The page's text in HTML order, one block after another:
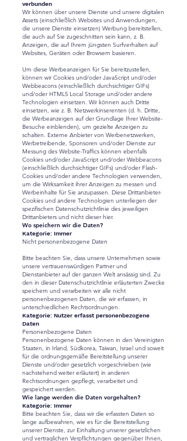
verbunden
Wir können über unsere Dienste und unsere digitalen
Assets (einschließlich Websites und Anwendungen,
die unsere Dienste einsetzen) Werbung bereitstellen,
die auch auf Sie zugeschnitten sein kann, z. B.
Anzeigen, die auf Ihrem jüngsten Surfverhalten auf
Websites, Geräten oder Browsern basieren.
Um diese Werbeanzeigen für Sie bereitzustellen,
können wir Cookies und/oder JavaScript und/oder
Webbeacons (einschließlich durchsichtiger GIFs)
und/oder HTML5 Local Storage und/oder andere
Technologien einsetzen. Wir können auch Dritte
einsetzen, wie z. B. Netzwerkinserenten (d. h. Dritte,
die Werbeanzeigen auf der Grundlage Ihrer Website-
Besuche einblenden), um gezielte Anzeigen zu
schalten. Externe Anbieter von Werbenetzwerken,
Werbetreibende, Sponsoren und/oder Dienste zur
Messung des Website-Traffics können ebenfalls
Cookies und/oder JavaScript und/oder Webbeacons
(einschließlich durchsichtiger GIFs) und/oder Flash-
Cookies und/oder andere Technologien verwenden,
um die Wirksamkeit ihrer Anzeigen zu messen und
Werbeinhalte für Sie anzupassen. Diese Drittanbieter-
Cookies und andere Technologien unterliegen der
spezifischen Datenschutzrichtlinie des jeweiligen
Drittanbieters und nicht dieser hier.
Wo speichern wir die Daten?
Kategorie: Immer
Nicht personenbezogene Daten
Bitte beachten Sie, dass unsere Unternehmen sowie
unsere vertrauenswürdigen Partner und
Dienstanbieter auf der ganzen Welt ansässig sind. Zu
den in dieser Datenschutzrichtlinie erläuterten Zwecke
speichern und verarbeiten wir alle nicht
personenbezogenen Daten, die wir erfassen, in
unterschiedlichen Rechtsordnungen.
Kategorie: Nutzer erfasst personenbezogene
Daten
Personenbezogene Daten
Personenbezogene Daten können in den Vereinigten
Staaten, in Irland, Südkorea, Taiwan, Israel und soweit
für die ordnungsgemäße Bereitstellung unserer
Dienste und/oder gesetzlich vorgeschrieben (wie
nachstehend weiter erläutert) in anderen
Rechtsordnungen gepflegt, verarbeitet und
gespeichert werden.
Wie lange werden die Daten vorgehalten?
Kategorie: Immer
Bitte beachten Sie, dass wir die erfassten Daten so
lange aufbewahren, wie es für die Bereitstellung
unserer Dienste, zur Einhaltung unserer gesetzlichen
und vertraglichen Verpflichtungen gegenüber Ihnen,